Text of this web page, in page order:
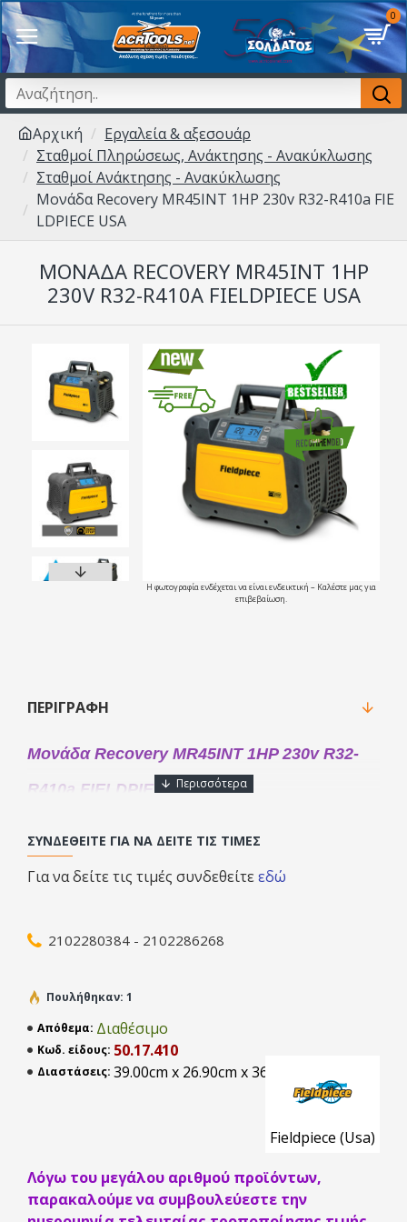
0
Αρχική
Εργαλεία & αξεσουάρ
Σταθμοί Πληρώσεως, Ανάκτησης - Ανακύκλωσης
Σταθμοί Ανάκτησης - Ανακύκλωσης
Μονάδα Recovery MR45INT 1HP 230v R32-R410a FIE
LDPIECE USA
ΜΟΝΆΔΑ RECOVERY MR45INT 1HP
230V R32-R410A FIELDPIECE USA
Η φωτογραφία ενδέχεται να είναι ενδεικτική – Καλέστε μας για
επιβεβαίωση.
ΠΕΡΙΓΡΑΦΉ
Μονάδα Recovery MR45INT 1HP 230v R32-
R410a FIELDPIECE USA
ενσωματωμένο σύστημα παρακολούθησης που προσαρμόζει
την απόδοση του κινητήρα για να χειρίζεται διπλάσιο ψυκτικό
είσοδο τροφοδοσίας ώστε να αποδίδει πλήρη ισχύ στον
συμπυκνωτή & αυτοκαθαρισμό υπερέχει σαφώς του
υψηλής καταπόνησης. Η εύκολη στην ανάγνωση ηλεκτρονική
οθόνη, οι εύχρηστες υποδοχές σύνδεσης, το μικρό βάρος της
(10Kg), η λειτουργία υπο βροχή (IP25) και ο απλός επιλογέας
καθιστούν αυτό το μηχάνημα φιλικό προς το χρήστη, ενώ
κλιματισμού & ψύξης. Η ανακύκλωση ψυκτικού δεν ήταν ποτέ
ΣΥΝΔΕΘΕΊΤΕ ΓΙΑ ΝΑ ΔΕΊΤΕ ΤΙΣ ΤΙΜΈΣ
Για να δείτε τις τιμές συνδεθείτεεδώ
2102280384 - 2102286268
Απόθεμα: Διαθέσιμο
Κωδ. είδους: 50.17.410
Διαστάσεις: 39.00cm x 26.90cm x 36.00cm
Fieldpiece (Usa)
Πουλήθηκαν: 1
Λόγω του μεγάλου αριθμού προϊόντων,
παρακαλούμε να συμβουλεύεστε την